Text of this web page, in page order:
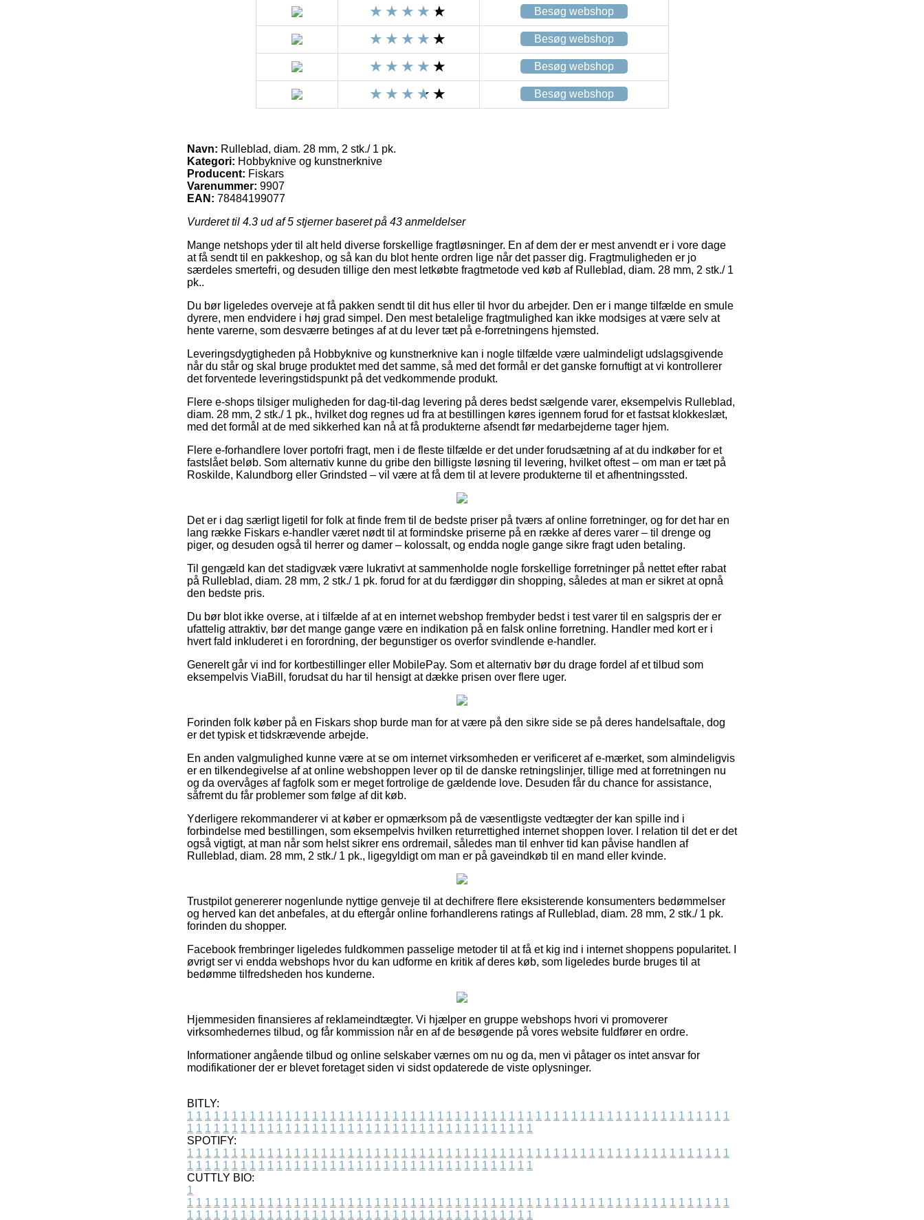
Besøg webshop
Besøg webshop
Besøg webshop
Besøg webshop
Navn: Rulleblad, diam. 28 mm, 2 stk./ 1 pk.
Kategori: Hobbyknive og kunstnerknive
Producent: Fiskars
Varenummer: 9907
EAN: 78484199077
Vurderet til 4.3 ud af 5 stjerner baseret på 43 anmeldelser
Mange netshops yder til alt held diverse forskellige fragtløsninger. En af dem der er mest anvendt er i vore dage
at få sendt til en pakkeshop, og så kan du blot hente ordren lige når det passer dig. Fragtmuligheden er jo
særdeles smertefri, og desuden tillige den mest letkøbte fragtmetode ved køb af Rulleblad, diam. 28 mm, 2 stk./ 1
pk..
Du bør ligeledes overveje at få pakken sendt til dit hus eller til hvor du arbejder. Den er i mange tilfælde en smule
dyrere, men endvidere i høj grad simpel. Den mest betalelige fragtmulighed kan ikke modsiges at være selv at
hente varerne, som desværre betinges af at du lever tæt på e-forretningens hjemsted.
Leveringsdygtigheden på Hobbyknive og kunstnerknive kan i nogle tilfælde være ualmindeligt udslagsgivende
når du står og skal bruge produktet med det samme, så med det formål er det ganske fornuftigt at vi kontrollerer
det forventede leveringstidspunkt på det vedkommende produkt.
Flere e-shops tilsiger muligheden for dag-til-dag levering på deres bedst sælgende varer, eksempelvis Rulleblad,
diam. 28 mm, 2 stk./ 1 pk., hvilket dog regnes ud fra at bestillingen køres igennem forud for et fastsat klokkeslæt,
med det formål at de med sikkerhed kan nå at få produkterne afsendt før medarbejderne tager hjem.
Flere e-forhandlere lover portofri fragt, men i de fleste tilfælde er det under forudsætning af at du indkøber for et
fastslået beløb. Som alternativ kunne du gribe den billigste løsning til levering, hvilket oftest – om man er tæt på
Roskilde, Kalundborg eller Grindsted – vil være at få dem til at levere produkterne til et afhentningssted.
Det er i dag særligt ligetil for folk at finde frem til de bedste priser på tværs af online forretninger, og for det har en
lang række Fiskars e-handler været nødt til at formindske priserne på en række af deres varer – til drenge og
piger, og desuden også til herrer og damer – kolossalt, og endda nogle gange sikre fragt uden betaling.
Til gengæld kan det stadigvæk være lukrativt at sammenholde nogle forskellige forretninger på nettet efter rabat
på Rulleblad, diam. 28 mm, 2 stk./ 1 pk. forud for at du færdiggør din shopping, således at man er sikret at opnå
den bedste pris.
Du bør blot ikke overse, at i tilfælde af at en internet webshop frembyder bedst i test varer til en salgspris der er
ufattelig attraktiv, bør det mange gange være en indikation på en falsk online forretning. Handler med kort er i
hvert fald inkluderet i en forordning, der begunstiger os overfor svindlende e-handler.
Generelt går vi ind for kortbestillinger eller MobilePay. Som et alternativ bør du drage fordel af et tilbud som
eksempelvis ViaBill, forudsat du har til hensigt at dække prisen over flere uger.
Forinden folk køber på en Fiskars shop burde man for at være på den sikre side se på deres handelsaftale, dog
er det typisk et tidskrævende arbejde.
En anden valgmulighed kunne være at se om internet virksomheden er verificeret af e-mærket, som almindeligvis
er en tilkendegivelse af at online webshoppen lever op til de danske retningslinjer, tillige med at forretningen nu
og da overvåges af fagfolk som er meget fortrolige de gældende love. Desuden får du chance for assistance,
såfremt du får problemer som følge af dit køb.
Yderligere rekommanderer vi at køber er opmærksom på de væsentligste vedtægter der kan spille ind i
forbindelse med bestillingen, som eksempelvis hvilken returrettighed internet shoppen lover. I relation til det er det
også vigtigt, at man når som helst sikrer ens ordremail, således man til enhver tid kan påvise handlen af
Rulleblad, diam. 28 mm, 2 stk./ 1 pk., ligegyldigt om man er på gaveindkøb til en mand eller kvinde.
Trustpilot genererer nogenlunde nyttige genveje til at dechifrere flere eksisterende konsumenters bedømmelser
og herved kan det anbefales, at du eftergår online forhandlerens ratings af Rulleblad, diam. 28 mm, 2 stk./ 1 pk.
forinden du shopper.
Facebook frembringer ligeledes fuldkommen passelige metoder til at få et kig ind i internet shoppens popularitet. I
øvrigt ser vi endda webshops hvor du kan udforme en kritik af deres køb, som ligeledes burde bruges til at
bedømme tilfredsheden hos kunderne.
Hjemmesiden finansieres af reklameindtægter. Vi hjælper en gruppe webshops hvori vi promoverer
virksomhedernes tilbud, og får kommission når en af de besøgende på vores website fuldfører en ordre.
Informationer angående tilbud og online selskaber værnes om nu og da, men vi påtager os intet ansvar for
modifikationer der er blevet foretaget siden vi sidst opdaterede de viste oplysninger.
BITLY:
1 1 1 1 1 1 1 1 1 1 1 1 1 1 1 1 1 1 1 1 1 1 1 1 1 1 1 1 1 1 1 1 1 1 1 1 1 1 1 1 1 1 1 1 1 1 1 1 1 1 1 1 1 1 1 1 1 1 1 1 1
1 1 1 1 1 1 1 1 1 1 1 1 1 1 1 1 1 1 1 1 1 1 1 1 1 1 1 1 1 1 1 1 1 1 1 1 1 1 1
SPOTIFY:
1 1 1 1 1 1 1 1 1 1 1 1 1 1 1 1 1 1 1 1 1 1 1 1 1 1 1 1 1 1 1 1 1 1 1 1 1 1 1 1 1 1 1 1 1 1 1 1 1 1 1 1 1 1 1 1 1 1 1 1 1
1 1 1 1 1 1 1 1 1 1 1 1 1 1 1 1 1 1 1 1 1 1 1 1 1 1 1 1 1 1 1 1 1 1 1 1 1 1 1
CUTTLY BIO:
1
1 1 1 1 1 1 1 1 1 1 1 1 1 1 1 1 1 1 1 1 1 1 1 1 1 1 1 1 1 1 1 1 1 1 1 1 1 1 1 1 1 1 1 1 1 1 1 1 1 1 1 1 1 1 1 1 1 1 1 1 1
1 1 1 1 1 1 1 1 1 1 1 1 1 1 1 1 1 1 1 1 1 1 1 1 1 1 1 1 1 1 1 1 1 1 1 1 1 1 1